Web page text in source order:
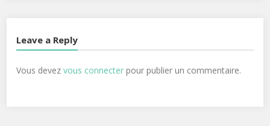
Leave a Reply
Vous devezvous connecter pour publier un commentaire.